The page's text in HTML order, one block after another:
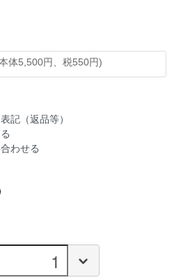
体5,500円、税550円)
記（返品等）
わせる